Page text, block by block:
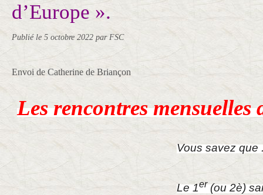
d’Europe ».
Publié le 5 octobre 2022 par FSC
Envoi de Catherine de Briançon
Les rencontres
Vous savez que
Le 1er(ou 2è)